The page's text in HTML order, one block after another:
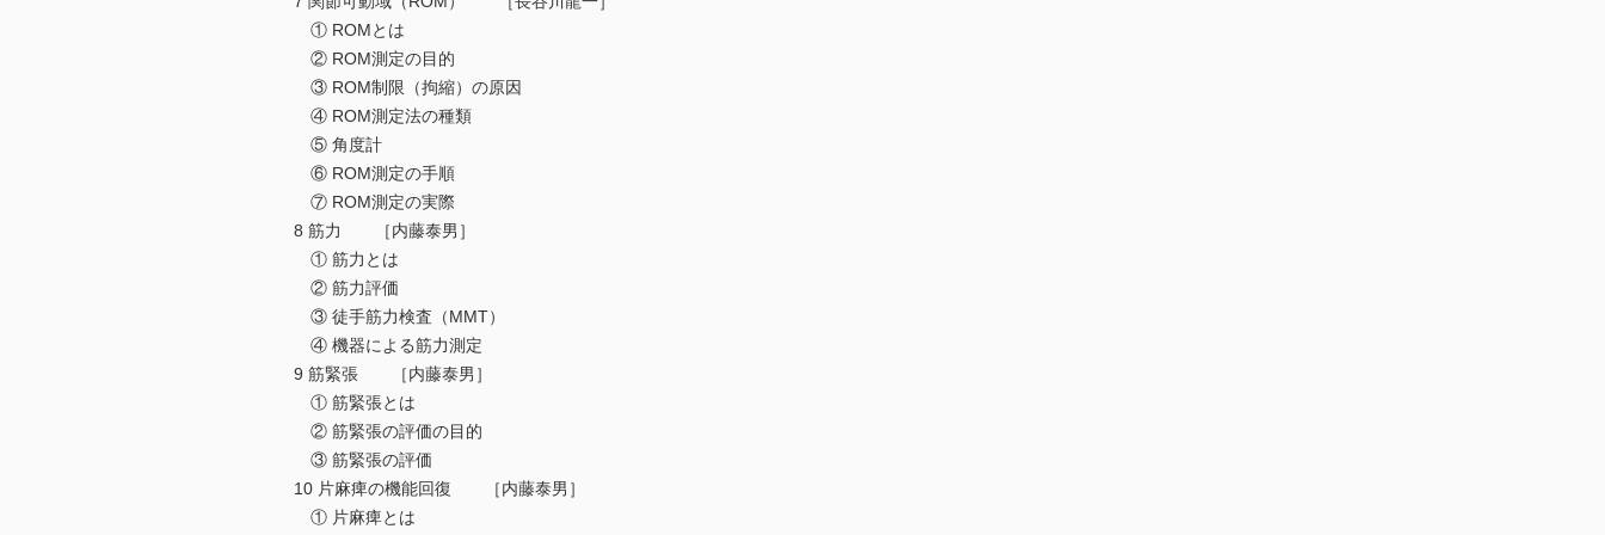
① ROMとは
② ROM測定の目的
③ ROM制限（拘縮）の原因
④ ROM測定法の種類
⑤ 角度計
⑥ ROM測定の手順
⑦ ROM測定の実際
8 筋力 ［内藤泰男］
① 筋力とは
② 筋力評価
③ 徒手筋力検査（MMT）
④ 機器による筋力測定
9 筋緊張 ［内藤泰男］
① 筋緊張とは
② 筋緊張の評価の目的
③ 筋緊張の評価
10 片麻痺の機能回復 ［内藤泰男］
① 片麻痺とは